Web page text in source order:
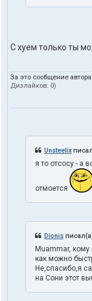
С хуем только ты
За это сообщение автора
Дизлайков: 0)
Unsteelix
я то отсосу - а
отмоется
Dionis
Muammar, кому
как можно
Не,спасибо,я
на Сони этот